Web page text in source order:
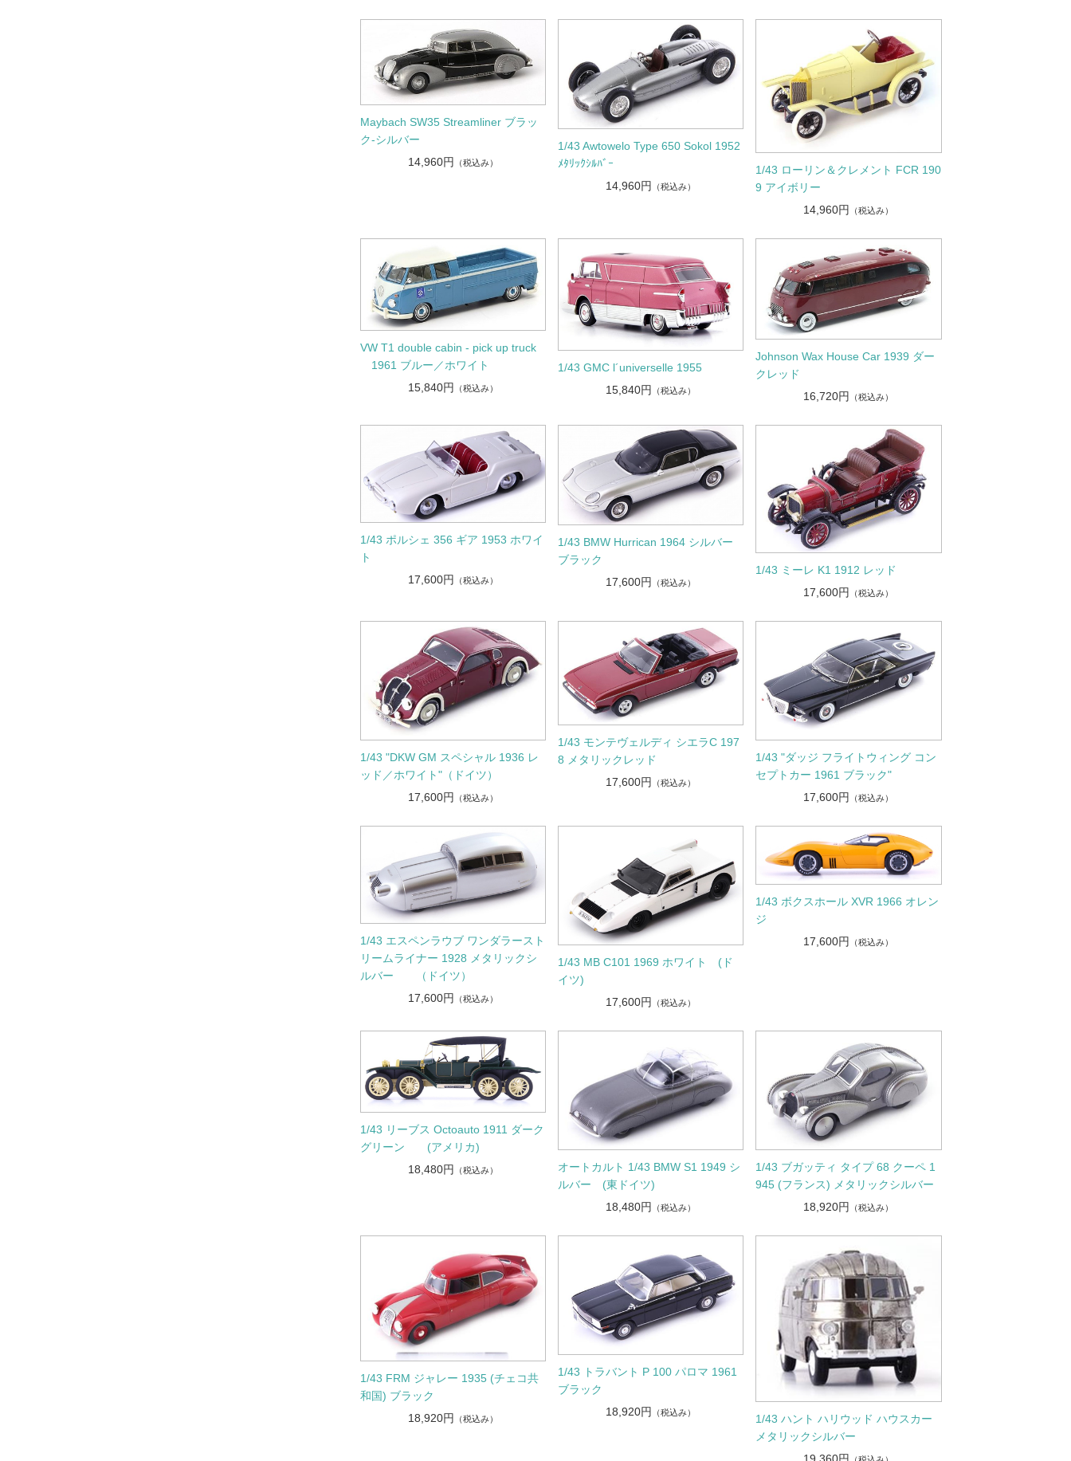
Maybach SW35 Streamliner ブラッ
ク-シルバー
14,960円
（税込み）
1/43 Awtowelo Type 650 Sokol 1952
ﾒﾀﾘｯｸｼﾙﾊﾞｰ
14,960円
（税込み）
1/43 ローリン＆クレメント FCR 190
9 アイボリー
14,960円
（税込み）
VW T1 double cabin - pick up truck
1961 ブルー／ホワイト
15,840円
（税込み）
1/43 GMC l´universelle 1955
15,840円
（税込み）
Johnson Wax House Car 1939 ダー
クレッド
16,720円
（税込み）
1/43 ポルシェ 356 ギア 1953 ホワイ
ト
17,600円
（税込み）
1/43 BMW Hurrican 1964 シルバー
ブラック
17,600円
（税込み）
1/43 ミーレ K1 1912 レッド
17,600円
（税込み）
1/43 "DKW GM スペシャル 1936 レ
ッド／ホワイト"（ドイツ）
17,600円
（税込み）
1/43 モンテヴェルディ シエラC 197
8 メタリックレッド
17,600円
（税込み）
1/43 "ダッジ フライトウィング コン
セプトカー 1961 ブラック"
17,600円
（税込み）
1/43 エスペンラウブ ワンダラースト
リームライナー 1928 メタリックシ
ルバー （ドイツ）
17,600円 （税込み）
1/43 MB C101 1969 ホワイト (ド
イツ)
17,600円
（税込み）
1/43 ボクスホール XVR 1966 オレン
ジ
17,600円
（税込み）
1/43 リーブス Octoauto 1911 ダーク
グリーン (アメリカ)
18,480円
（税込み）
オートカルト 1/43 BMW S1 1949 シ
ルバー (東ドイツ)
18,480円
（税込み）
1/43 ブガッティ タイプ 68 クーペ 1
945 (フランス) メタリックシルバー
18,920円
（税込み）
1/43 FRM ジャレー 1935 (チェコ共
和国) ブラック
18,920円
（税込み）
1/43 トラバント P 100 パロマ 1961
ブラック
18,920円
（税込み）
1/43 ハント ハリウッド ハウスカー
メタリックシルバー